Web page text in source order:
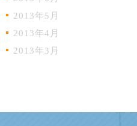
2013年5月
2013年4月
2013年3月